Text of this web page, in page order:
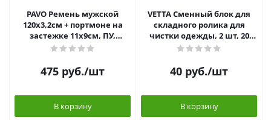
PAVO Ремень мужской
120х3,2см + портмоне на
застежке 11х9см, ПУ,
металл, цвет коричневый,
475 руб./шт
В корзину
VETTA Сменный блок для
складного ролика для
чистки одежды, 2 шт, 20
листов
40 руб./шт
В корзину